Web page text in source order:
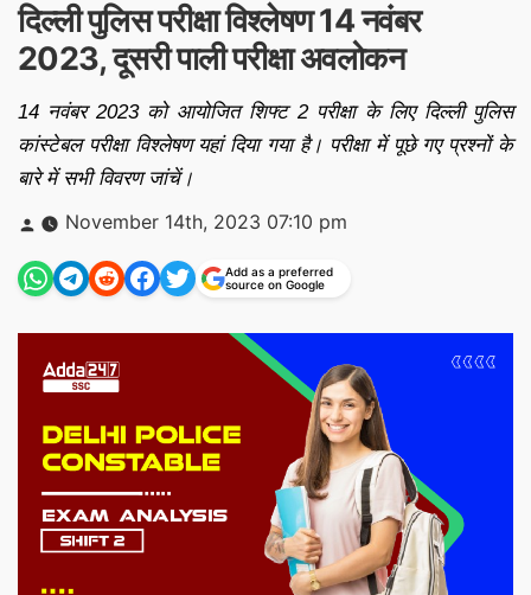
दिल्ली पुलिस परीक्षा विश्लेषण 14 नवंबर
2023, दूसरी पाली परीक्षा अवलोकन
14 नवंबर 2023 को आयोजित शिफ्ट 2 परीक्षा के लिए दिल्ली पुलिस
कांस्टेबल परीक्षा विश्लेषण यहां दिया गया है। परीक्षा में पूछे गए प्रश्नों के
बारे में सभी विवरण जांचें।
Posted
by
November 14th, 2023 07:10 pm
Add as a preferred
source on Google